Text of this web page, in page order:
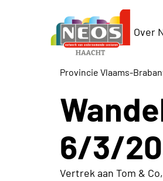
Over
Provincie Vlaams-
6/3/
Vertrek aan Tom &